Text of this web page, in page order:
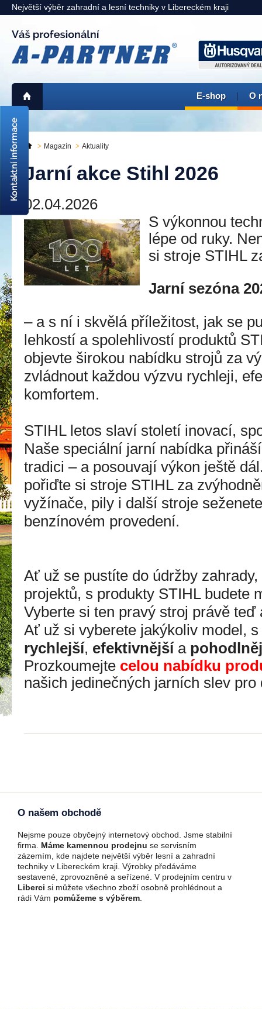
Největší výběr zahradní a lesní techniky v Libereckém kraji
E-shop O
725 311 900
liberec@a-partner.cz
KAMENNÁ PRODEJNA:
Liberec > mapa <
Magazín Aktuality
Jarní akce Stihl 2026
02.04.2026
S výkonnou
lépe od ruky.
si stroje STIHL
Jarní sezóna
– a s ní i skvělá příležitost, jak se
lehkostí a spolehlivostí produktů
objevte širokou nabídku strojů za
zvládnout každou výzvu rychleji,
komfortem.
STIHL letos slaví století inovací,
Naše speciální jarní nabídka
tradici – a posouvají výkon ještě
pořiďte si stroje STIHL za
vyžínače, pily i další stroje
benzínovém provedení.
Ať už se pustíte do údržby
projektů, s produkty STIHL budete
Vyberte si ten pravý stroj právě
Ať už si vyberete jakýkoliv model,
rychlejší, efektivnějšía
Prozkoumejte celou nabídku
našich jedinečných jarních slev
O našem obchodě
Nejsme pouze obyčejný internetový obchod. Jsme stabilní
firma. Máme kamennou prodejnu se servisním
zázemím, kde najdete největší výběr lesní a zahradní
techniky v Libereckém kraji. Výrobky předáváme
sestavené, zprovozněné a seřízené. V prodejním centru v
Liberci si můžete všechno zboží osobně prohlédnout a
rádi Vám pomůžeme s výběrem